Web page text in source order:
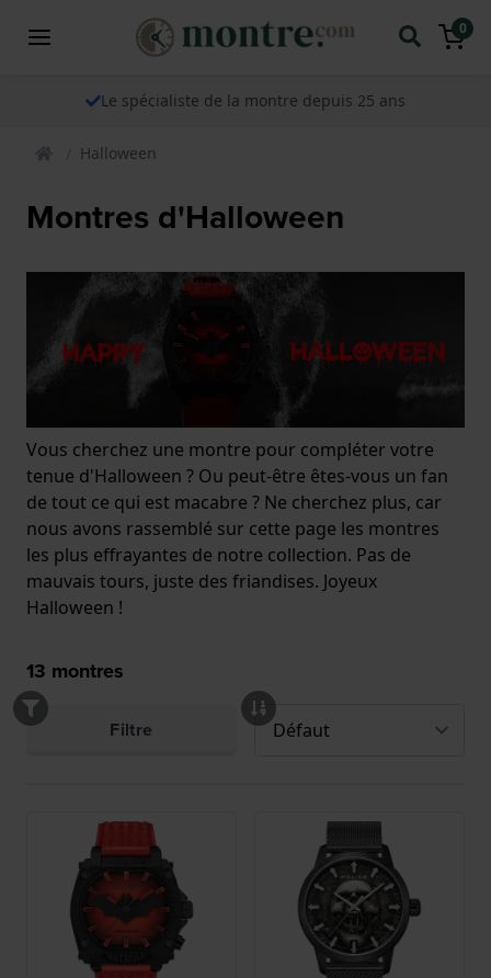
0
Le spécialiste de la montre depuis 25 ans
Halloween
Montres d'Halloween
Vous cherchez une montre pour compléter votre
tenue d'Halloween ? Ou peut-être êtes-vous un fan
de tout ce qui est macabre ? Ne cherchez plus, car
nous avons rassemblé sur cette page les montres
les plus effrayantes de notre collection. Pas de
mauvais tours, juste des friandises. Joyeux
Halloween !
13 montres
Filtre